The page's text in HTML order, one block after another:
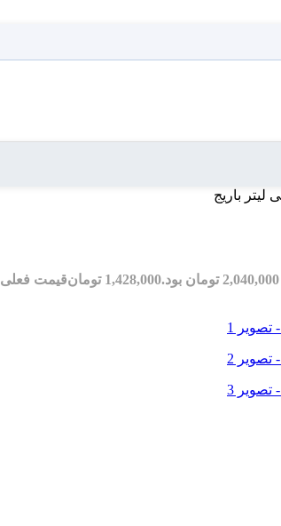
1,428,000 تومانقیمت فعلی 1,428,000 تومان است.